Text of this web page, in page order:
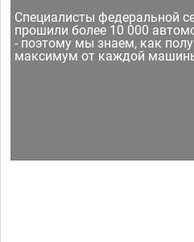
Специалисты федеральной
прошили более 10 000
- поэтому мы знаем, как
максимум от каждой